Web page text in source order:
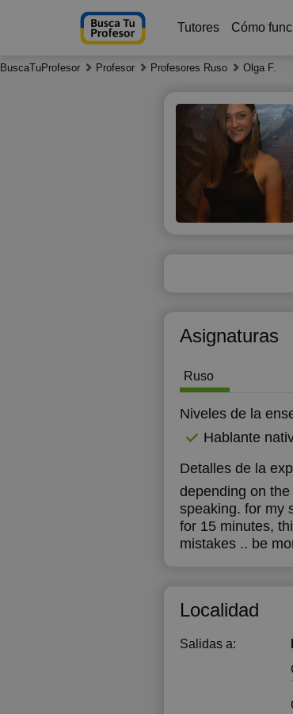
Tutores Cómo
BuscaTuProfesor Profesor Profesores Ruso Olga F.
Asignaturas
Ruso
Niveles de la
Hablante
Detalles de la
depending on
speaking. for my
for 15 minutes,
mistakes .. be
Localidad
Salidas a:
14:00
14:30
15:00
16:00